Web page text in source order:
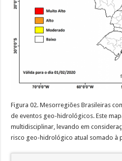
Figura 02. Mesorregiões Brasileiras
de eventos geo-hidrológicos. Este
multidisciplinar, levando em
risco geo-hidrológico atual somado à